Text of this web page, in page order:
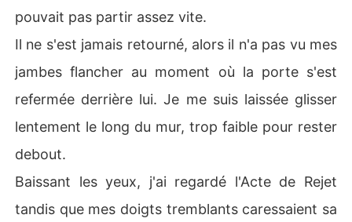
pouvait pas partir assez vite.
Il ne s'est jamais retourné, alors il n'a pas vu mes
jambes flancher au moment où la porte s'est
refermée derrière lui. Je me suis laissée glisser
lentement le long du mur, trop faible pour rester
debout.
Baissant les yeux, j'ai regardé l'Acte de Rejet
tandis que mes doigts tremblants caressaient sa